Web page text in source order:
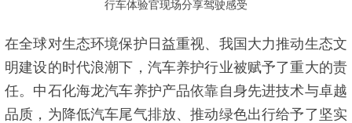
行车体验官现场分享驾驶感受
在全球对生态环境保护日益重视、我国大力推动生态文
明建设的时代浪潮下，汽车养护行业被赋予了重大的责
任。中石化海龙汽车养护产品依靠自身先进技术与卓越
品质，为降低汽车尾气排放、推动绿色出行给予了坚实